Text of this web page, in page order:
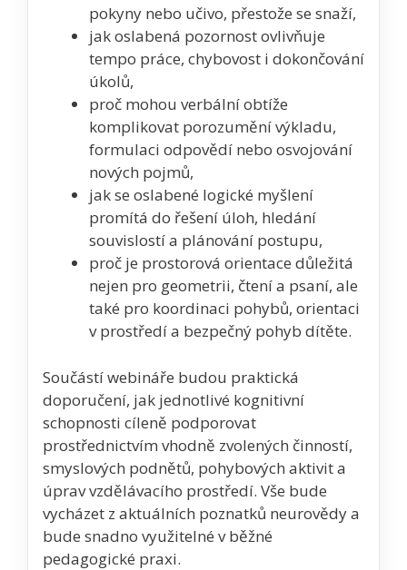
pokyny nebo učivo, přestože se snaží,
jak oslabená pozornost ovlivňuje
tempo práce, chybovost i dokončování
úkolů,
proč mohou verbální obtíže
komplikovat porozumění výkladu,
formulaci odpovědí nebo osvojování
nových pojmů,
jak se oslabené logické myšlení
promítá do řešení úloh, hledání
souvislostí a plánování postupu,
proč je prostorová orientace důležitá
nejen pro geometrii, čtení a psaní, ale
také pro koordinaci pohybů, orientaci
v prostředí a bezpečný pohyb dítěte.
Součástí webináře budou praktická
doporučení, jak jednotlivé kognitivní
schopnosti cíleně podporovat
prostřednictvím vhodně zvolených činností,
smyslových podnětů, pohybových aktivit a
úprav vzdělávacího prostředí. Vše bude
vycházet z aktuálních poznatků neurovědy a
bude snadno využitelné v běžné
pedagogické praxi.